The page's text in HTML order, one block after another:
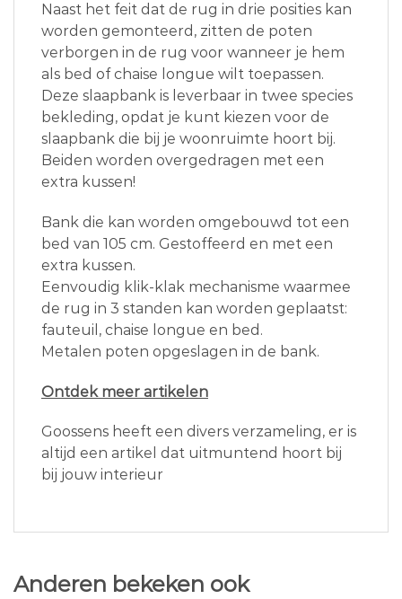
Naast het feit dat de rug in drie posities kan
worden gemonteerd, zitten de poten
verborgen in de rug voor wanneer je hem
als bed of chaise longue wilt toepassen.
Deze slaapbank is leverbaar in twee species
bekleding, opdat je kunt kiezen voor de
slaapbank die bij je woonruimte hoort bij.
Beiden worden overgedragen met een
extra kussen!
Bank die kan worden omgebouwd tot een
bed van 105 cm. Gestoffeerd en met een
extra kussen.
Eenvoudig klik-klak mechanisme waarmee
de rug in 3 standen kan worden geplaatst:
fauteuil, chaise longue en bed.
Metalen poten opgeslagen in de bank.
Ontdek meer artikelen
Goossens heeft een divers verzameling, er is
altijd een artikel dat uitmuntend hoort bij
bij jouw interieur
Anderen bekeken ook